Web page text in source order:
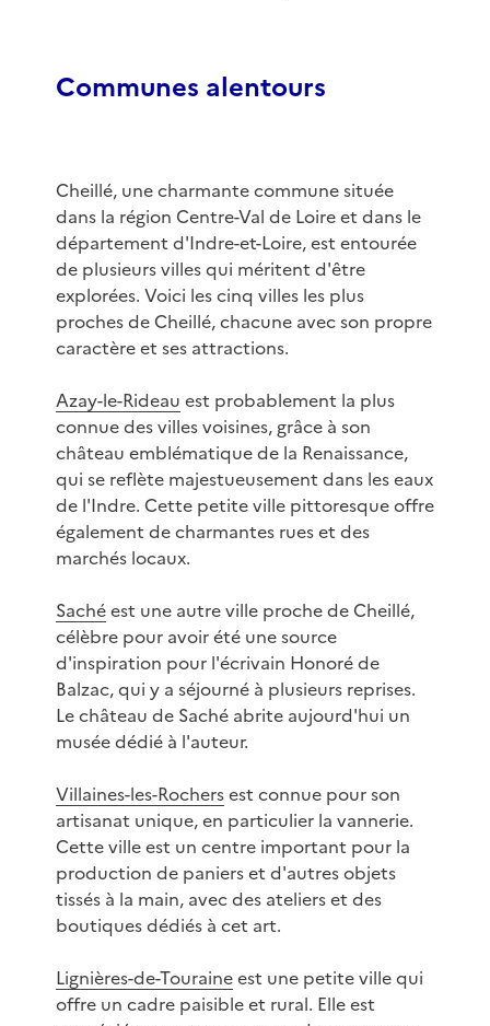
Communes alentours
Cheillé, une charmante commune située
dans la région Centre-Val de Loire et dans le
département d'Indre-et-Loire, est entourée
de plusieurs villes qui méritent d'être
explorées. Voici les cinq villes les plus
proches de Cheillé, chacune avec son propre
caractère et ses attractions.
Azay-le-Rideau est probablement la plus
connue des villes voisines, grâce à son
château emblématique de la Renaissance,
qui se reflète majestueusement dans les eaux
de l'Indre. Cette petite ville pittoresque offre
également de charmantes rues et des
marchés locaux.
Sachéest une autre ville proche de Cheillé,
célèbre pour avoir été une source
d'inspiration pour l'écrivain Honoré de
Balzac, qui y a séjourné à plusieurs reprises.
Le château de Saché abrite aujourd'hui un
musée dédié à l'auteur.
Villaines-les-Rochersest connue pour son
artisanat unique, en particulier la vannerie.
Cette ville est un centre important pour la
production de paniers et d'autres objets
tissés à la main, avec des ateliers et des
boutiques dédiés à cet art.
Lignières-de-Touraineest une petite ville qui
offre un cadre paisible et rural. Elle est